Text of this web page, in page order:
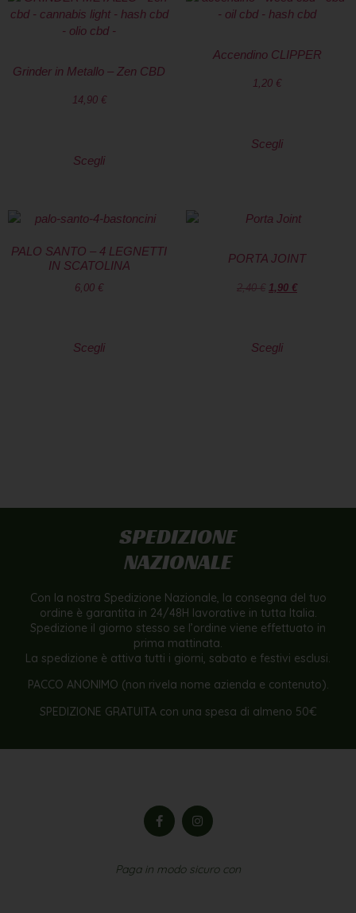
Grinder in Metallo – Zen CBD
14,90 €
Scegli
Accendino CLIPPER
1,20 €
Scegli
PALO SANTO – 4 LEGNETTI
IN SCATOLINA
6,00 €
Scegli
PORTA JOINT
2,40€ 1,90 €
Scegli
SPEDIZIONE
NAZIONALE
Con la nostra Spedizione Nazionale, la consegna del tuo
ordine è garantita in 24/48H lavorative in tutta Italia.
Spedizione il giorno stesso se l’ordine viene effettuato in
prima mattinata.
La spedizione è attiva tutti i giorni, sabato e festivi esclusi.
PACCO ANONIMO (non rivela nome azienda e contenuto).
SPEDIZIONE GRATUITA con una spesa di almeno 50€
Paga in modo sicuro con